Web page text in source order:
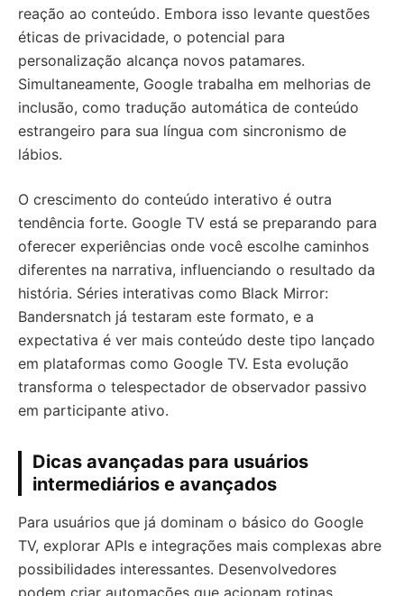
reação ao conteúdo. Embora isso levante questões
éticas de privacidade, o potencial para
personalização alcança novos patamares.
Simultaneamente, Google trabalha em melhorias de
inclusão, como tradução automática de conteúdo
estrangeiro para sua língua com sincronismo de
lábios.
O crescimento do conteúdo interativo é outra
tendência forte. Google TV está se preparando para
oferecer experiências onde você escolhe caminhos
diferentes na narrativa, influenciando o resultado da
história. Séries interativas como Black Mirror:
Bandersnatch já testaram este formato, e a
expectativa é ver mais conteúdo deste tipo lançado
em plataformas como Google TV. Esta evolução
transforma o telespectador de observador passivo
em participante ativo.
Dicas avançadas para usuários
intermediários e avançados
Para usuários que já dominam o básico do Google
TV, explorar APIs e integrações mais complexas abre
possibilidades interessantes. Desenvolvedores
podem criar automações que acionam rotinas